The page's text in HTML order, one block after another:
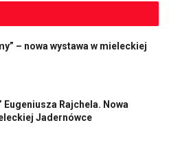
– nowa wystawa w mieleckiej
Eugeniusza Rajchela. Nowa
Jadernówce